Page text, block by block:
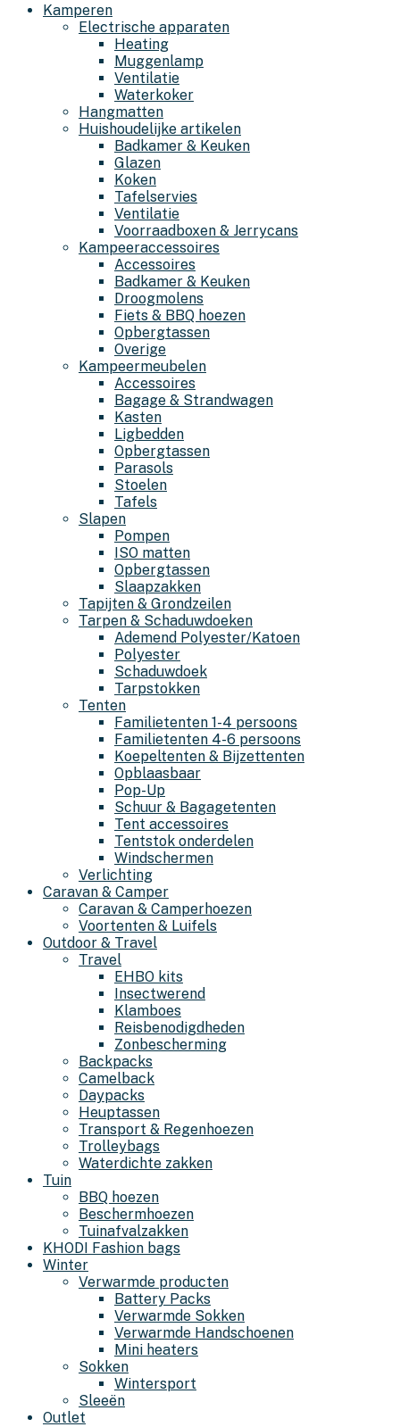
Kamperen
Electrische apparaten
Heating
Muggenlamp
Ventilatie
Waterkoker
Hangmatten
Huishoudelijke artikelen
Badkamer & Keuken
Glazen
Koken
Tafelservies
Ventilatie
Voorraadboxen & Jerrycans
Kampeeraccessoires
Accessoires
Badkamer & Keuken
Droogmolens
Fiets & BBQ hoezen
Opbergtassen
Overige
Kampeermeubelen
Accessoires
Bagage & Strandwagen
Kasten
Ligbedden
Opbergtassen
Parasols
Stoelen
Tafels
Slapen
Pompen
ISO matten
Opbergtassen
Slaapzakken
Tapijten & Grondzeilen
Tarpen & Schaduwdoeken
Ademend Polyester/Katoen
Polyester
Schaduwdoek
Tarpstokken
Tenten
Familietenten 1-4 persoons
Familietenten 4-6 persoons
Koepeltenten & Bijzettenten
Opblaasbaar
Pop-Up
Schuur & Bagagetenten
Tent accessoires
Tentstok onderdelen
Windschermen
Verlichting
Caravan & Camper
Caravan & Camperhoezen
Voortenten & Luifels
Outdoor & Travel
Travel
EHBO kits
Insectwerend
Klamboes
Reisbenodigdheden
Zonbescherming
Backpacks
Camelback
Daypacks
Heuptassen
Transport & Regenhoezen
Trolleybags
Waterdichte zakken
Tuin
BBQ hoezen
Beschermhoezen
Tuinafvalzakken
KHODI Fashion bags
Winter
Verwarmde producten
Battery Packs
Verwarmde Sokken
Verwarmde Handschoenen
Mini heaters
Sokken
Wintersport
Sleeën
Outlet